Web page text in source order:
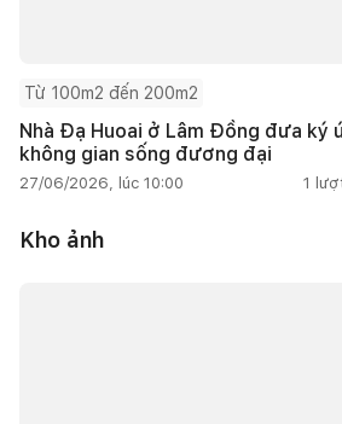
Từ 100m2 đến 200m2
Nhà Đạ Huoai ở Lâm Đồng đưa ký
không gian sống đương đại
27/06/2026, lúc 10:00 1
Kho ảnh